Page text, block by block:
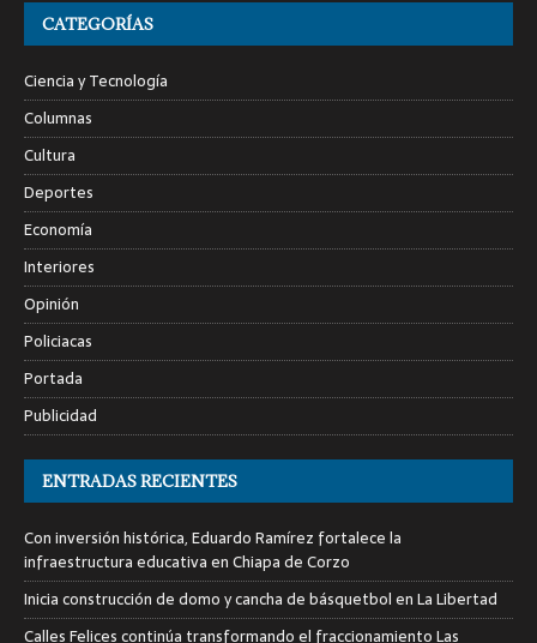
CATEGORÍAS
Ciencia y Tecnología
Columnas
Cultura
Deportes
Economía
Interiores
Opinión
Policiacas
Portada
Publicidad
ENTRADAS RECIENTES
Con inversión histórica, Eduardo Ramírez fortalece la
infraestructura educativa en Chiapa de Corzo
Inicia construcción de domo y cancha de básquetbol en La Libertad
Calles Felices continúa transformando el fraccionamiento Las